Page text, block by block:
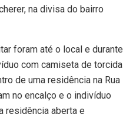
na divisa do bairro
foram até o local e durante
com camiseta de torcida
de uma residência na Rua
no encalço e o indivíduo
residência aberta e